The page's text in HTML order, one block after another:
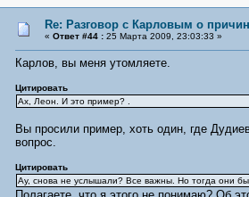
Re: Разговор с Карловым о
« Ответ #44 :25 Марта 2009, 23:03:33 »
Карлов, вы меня утомляете.
Цитировать
Ах, Леон. И это пример? .
Вы просили пример, хоть один, где
вопрос.
Цитировать
Ау, снова не услышали? Все важны. Но тогда они